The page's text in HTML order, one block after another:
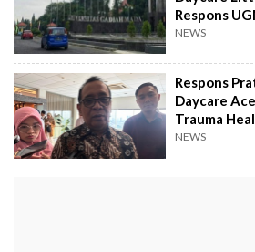
Respons
NEWS
Respons
Daycare
Trauma
Penutupan
NEWS